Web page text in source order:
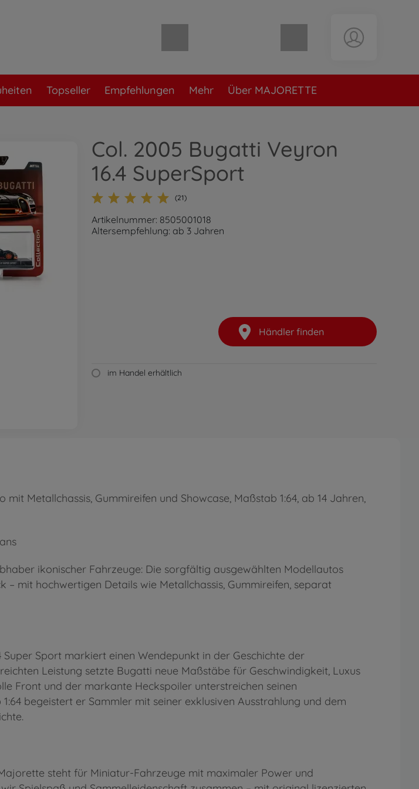
Warenkorb leer
Topseller Empfehlungen Mehr Über MAJORETTE
Col. 2005 Bugatti Veyron
16.4 SuperSport
(21)
Artikelnummer: 8505001018
Altersempfehlung: ab 3 Jahren
Händler finden
im Handel erhältlich
Metallchassis, Gummireifen und Showcase, Maßstab 1:64, ab 14 Jahren,
ikonischer Fahrzeuge: Die sorgfältig ausgewählten Modellautos
– mit hochwertigen Details wie Metallchassis, Gummireifen, separat
Super Sport markiert einen Wendepunkt in der Geschichte der
Leistung setzte Bugatti neue Maßstäbe für Geschwindigkeit, Luxus
Front und der markante Heckspoiler unterstreichen seinen
1:64 begeistert er Sammler mit seiner exklusiven Ausstrahlung und dem
steht für Miniatur-Fahrzeuge mit maximaler Power und